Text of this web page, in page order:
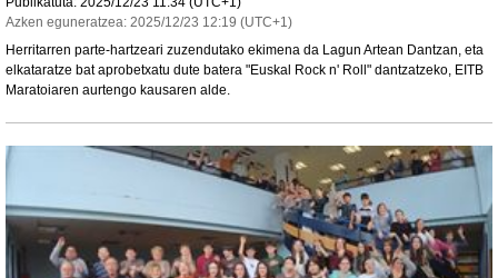
Azken eguneratzea: 2025/12/23 12:19 (UTC+1)
Herritarren parte-hartzeari zuzendutako ekimena da Lagun Artean Dantzan, eta
elkataratze bat aprobetxatu dute batera "Euskal Rock n' Roll" dantzatzeko, EITB
Maratoiaren aurtengo kausaren alde.